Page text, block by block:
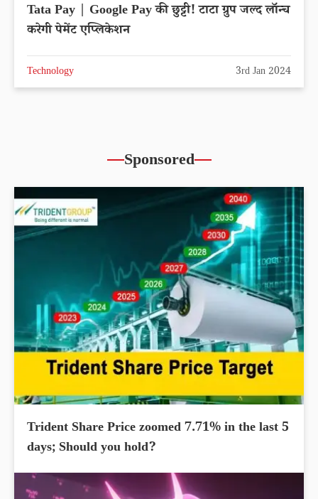
Tata Pay | Google Pay की छुट्टी! टाटा ग्रुप जल्द लॉन्च
करेगी पेमेंट एप्लिकेशन
Technology 3rd Jan 2024
Sponsored
Trident Share Price zoomed 7.71% in the last 5
days; Should you hold?